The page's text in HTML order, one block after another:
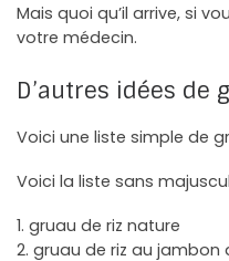
Mais quoi qu’il arrive, si
votre médecin.
D’autres idées de
Voici une liste simple de
Voici la liste sans
1. gruau de riz nature
2. gruau de riz au